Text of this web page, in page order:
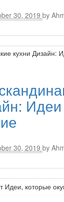
30, 2019 by
30, 2019 by